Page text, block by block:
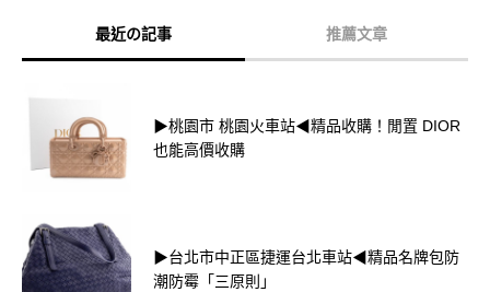
最近の記事 推薦文章
▶桃園市 桃園火車站◀精品收購！閒置 DIOR
也能高價收購
▶台北市中正區捷運台北車站◀精品名牌包防
潮防霉「三原則」